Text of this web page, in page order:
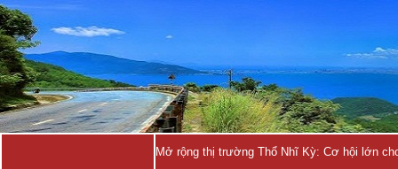
Mở rộng thị trường Thổ Nhĩ Kỳ: Cơ hội lớn